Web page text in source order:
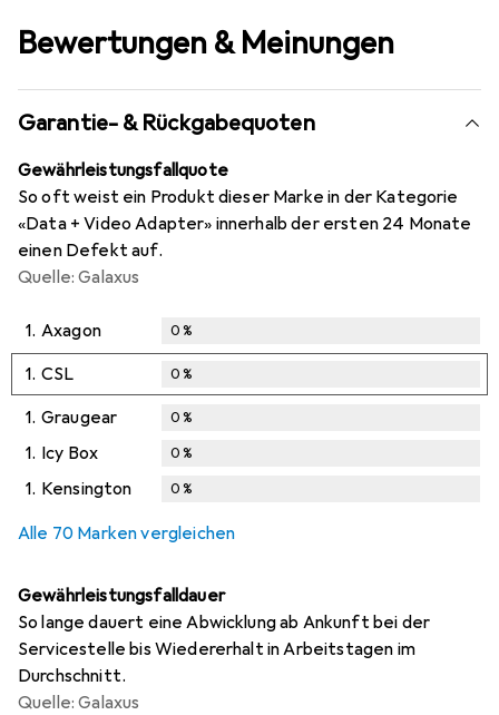
Bewertungen & Meinungen
Garantie- & Rückgabequoten
Gewährleistungsfallquote
So oft weist ein Produkt dieser Marke in der Kategorie
«Data + Video Adapter» innerhalb der ersten 24 Monate
einen Defekt auf.
Quelle: Galaxus
1. Axagon 0%
1. CSL 0%
1. Graugear 0%
1. Icy Box 0%
1. Kensington 0%
Alle 70 Marken vergleichen
Gewährleistungsfalldauer
So lange dauert eine Abwicklung ab Ankunft bei der
Servicestelle bis Wiedererhalt in Arbeitstagen im
Durchschnitt.
Quelle: Galaxus